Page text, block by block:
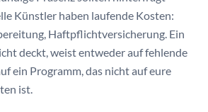
Künstler haben laufende Kosten:
Haftpflichtversicherung. Ein
deckt, weist entweder auf fehlende
ein Programm, das nicht auf eure
ist.